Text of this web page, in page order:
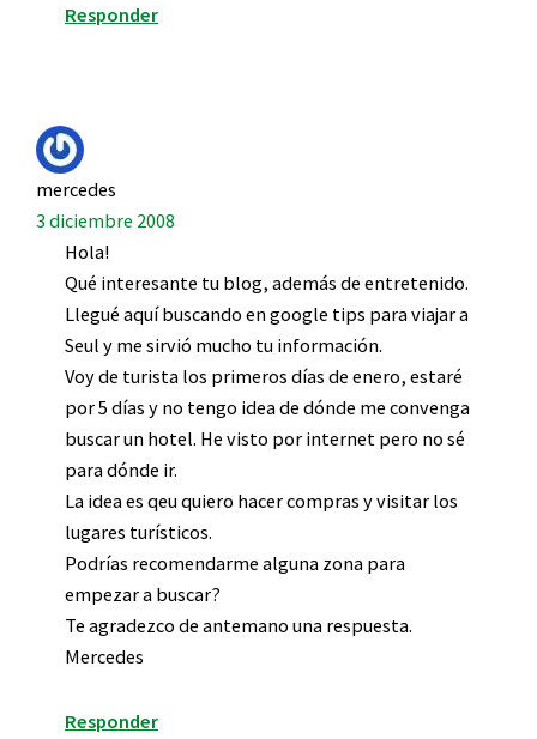
Responder
mercedes
3 diciembre 2008
Hola!
Qué interesante tu blog, además de entretenido.
Llegué aquí buscando en google tips para viajar a
Seul y me sirvió mucho tu información.
Voy de turista los primeros días de enero, estaré
por 5 días y no tengo idea de dónde me convenga
buscar un hotel. He visto por internet pero no sé
para dónde ir.
La idea es qeu quiero hacer compras y visitar los
lugares turísticos.
Podrías recomendarme alguna zona para
empezar a buscar?
Te agradezco de antemano una respuesta.
Mercedes
Responder